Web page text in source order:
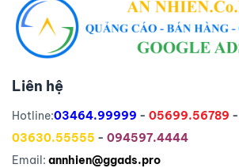
Liên hệ
Hotline:03464.99999 - 05699.56789 -
03630.55555 - 094597.4444
Email: annhien@ggads.pro